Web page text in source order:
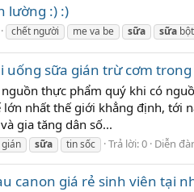
lường :) :)
chết người me va be sữa sữa bột
uống sữa gián trừ cơm
thực phẩm quý khi có
nhất thế giới khẳng định, tới
gia tăng dân số...
gián sữa tin sốc Trả lời: 0 Diễn
canon giá rẻ sinh viên tại